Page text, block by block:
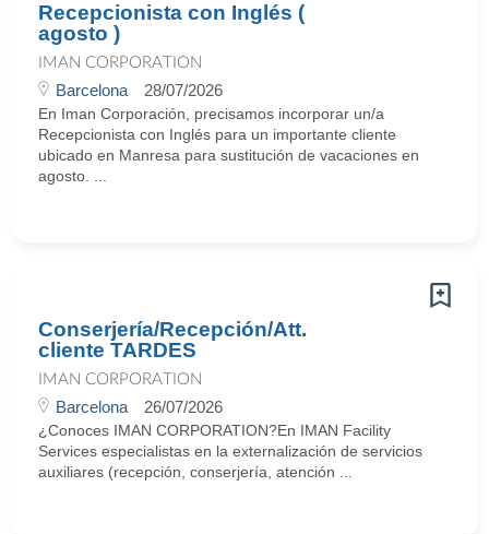
Recepcionista con Inglés (
agosto )
IMAN CORPORATION
Barcelona 28/07/2026
En Iman Corporación, precisamos incorporar un/a
Recepcionista con Inglés para un importante cliente
ubicado en Manresa para sustitución de vacaciones en
agosto. ...
Conserjería/Recepción/Att.
cliente TARDES
IMAN CORPORATION
Barcelona 26/07/2026
¿Conoces IMAN CORPORATION?En IMAN Facility
Services especialistas en la externalización de servicios
auxiliares (recepción, conserjería, atención ...